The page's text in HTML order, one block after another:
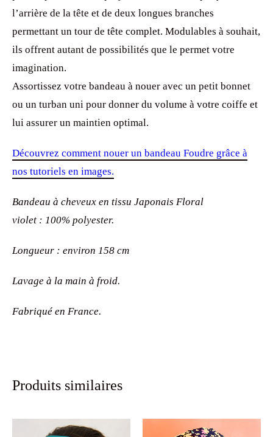
l’arrière de la tête et de deux longues branches
permettant un tour de tête complet. Modulables à souhait,
ils offrent autant de possibilités que le permet votre
imagination.
Assortissez votre bandeau à nouer avec un petit bonnet
ou un turban uni pour donner du volume à votre coiffe et
lui assurer un maintien optimal.
Découvrez comment nouer un bandeau Foudre grâce à
nos tutoriels en images.
Bandeau à cheveux en tissu Japonais Floral
violet : 100% polyester.
Longueur : environ 158 cm
Lavage à la main à froid.
Fabriqué en France.
Produits similaires